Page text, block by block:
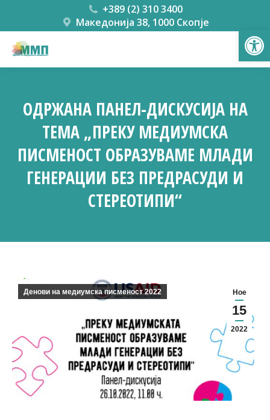
+389 (2) 310 3400
Македонија 38, 1000 Скопје
OДРЖАНА ПАНЕЛ-ДИСКУСИЈА НА
ТЕМА „ПРЕКУ МЕДИУМСКА
ПИСМЕНОСТ ОБРАЗУВАМЕ МЛАДИ
ГЕНЕРАЦИИ БЕЗ ПРЕДРАСУДИ И
СТЕРЕОТИПИ“
Ное
15
2022
Денови на медиумска писменост 2022